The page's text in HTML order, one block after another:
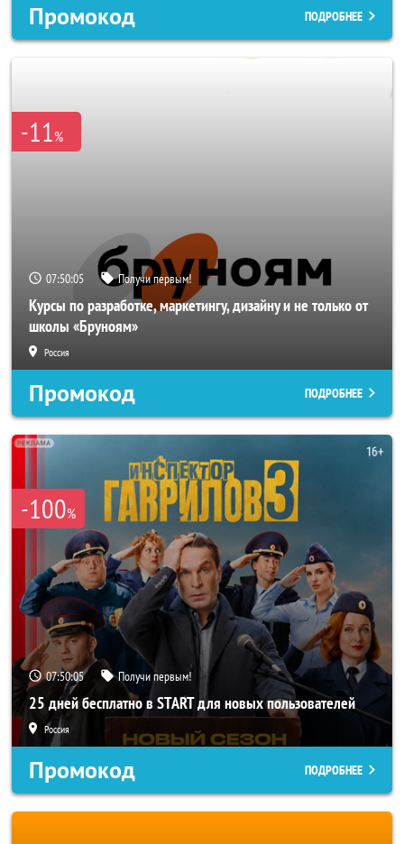
Промокод ПОДРОБНЕЕ
-11%
07:50:02 Получи первым!
Курсы по разработке, маркетингу, дизайну и не только от
школы «Бруноям»
Россия
Промокод ПОДРОБНЕЕ
-100%
07:50:02 Получи первым!
25 дней бесплатно в START для новых пользователей
Россия
Промокод ПОДРОБНЕЕ